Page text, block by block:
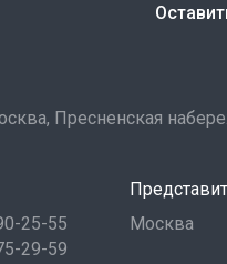
Пресненская
25-55
29-59
Москва